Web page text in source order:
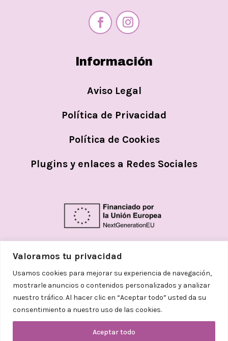
Valoramos tu privacidad
Usamos cookies para mejorar su experiencia de navegación,
mostrarle anuncios o contenidos personalizados y analizar
nuestro tráfico. Al hacer clic en “Aceptar todo” usted da su
consentimiento a nuestro uso de las cookies.
Aceptar todo
Información
Aviso Legal
Política de Privacidad
Política de Cookies
Plugins y enlaces a Redes Sociales
© 2026Helena Aceves Argemi | Todos los